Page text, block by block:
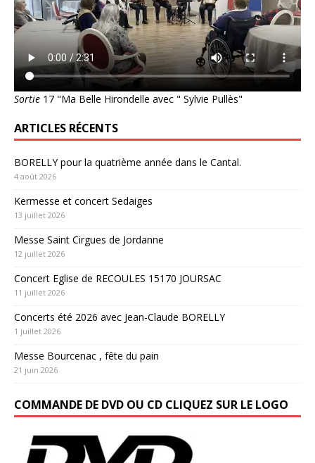
Sortie 17 "Ma Belle Hirondelle avec " Sylvie Pullès"
ARTICLES RÉCENTS
BORELLY pour la quatrième année dans le Cantal.
4 août 2026
Kermesse et concert Sedaiges
13 juillet 2026
Messe Saint Cirgues de Jordanne
12 juillet 2026
Concert Eglise de RECOULES 15170 JOURSAC
11 juillet 2026
Concerts été 2026 avec Jean-Claude BORELLY
1 juillet 2026
Messe Bourcenac , fête du pain
21 juin 2026
COMMANDE DE DVD OU CD CLIQUEZ SUR LE LOGO